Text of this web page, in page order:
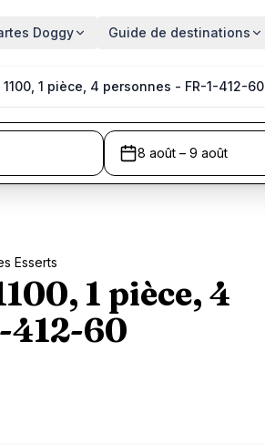
Doggy Guide de destinations
1 pièce, 4 personnes - FR-1-412-60
8 août – 9 août
Esserts
1 pièce, 4
412-60